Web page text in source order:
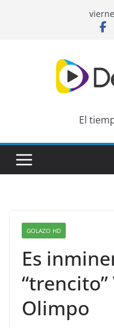
El
GOLAZO HD
Es
Olimpo